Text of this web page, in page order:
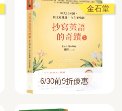
金石堂
6/30前9折優惠